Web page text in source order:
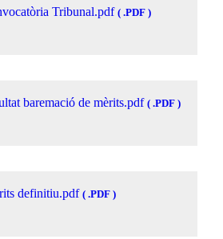
Tribunal.pdf ( .PDF )
baremació de mèrits.pdf ( .PDF )
definitiu.pdf ( .PDF )